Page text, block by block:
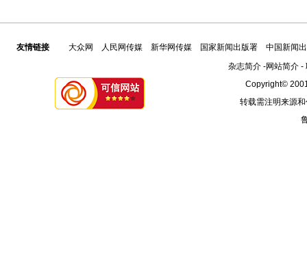
友情链接 大众网 人民网传媒 新华网传媒 国家新闻出版署
中国新闻
杂志简介-网站简介-
Copyright©
转载需注明来源